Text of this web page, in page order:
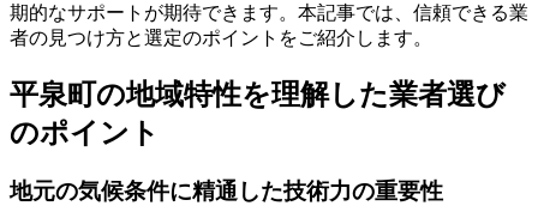
期的なサポートが期待できます。本記事では、信頼できる業
者の見つけ方と選定のポイントをご紹介します。
平泉町の地域特性を理解した業者選び
のポイント
地元の気候条件に精通した技術力の重要性